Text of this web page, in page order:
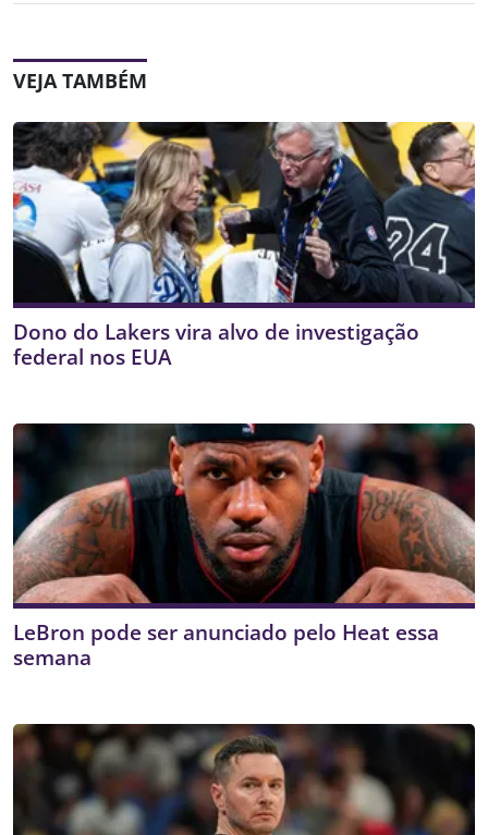
VEJA TAMBÉM
Dono do Lakers vira alvo de investigação
federal nos EUA
LeBron pode ser anunciado pelo Heat essa
semana